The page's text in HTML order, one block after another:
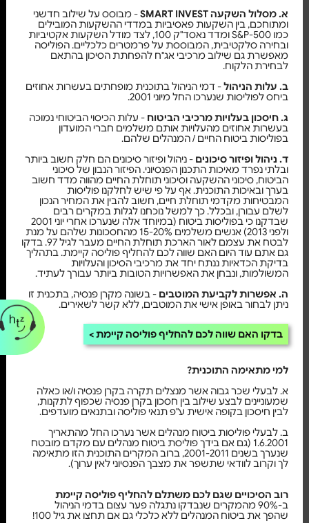
א. מסלול השקעה SMART INVEST
- מבוסס על שילוב חדשני
ומתוחכם, בין השקעות פאסיביות במדדי ההשקעות המובילים
כמו S&P-500 ומדד נאסד"ק 100, לצד מודל השקעות אקטיביות
ובחירה סלקטיבית, המבוססת על פרמטרים כלכליים. הפוליסה
מאפשרת גם שילוב מרכיבי אג"ח להפחתת הסיכון בהתאם
לבחירת הלקוח.
ב. עלות הניהול- דמי הניהול בתוכנית מופחתים בעשרות אחוזים
ביחס לפוליסות שנערכו החל מיוני 2001.
ג. חיסכון בעלויות מרכיבי הביטוח - עלות הכיסוי הביטוחי נמוכה
בעשרות אחוזים מהעלויות אותם משלמים חברי המועדון
בפוליסות ביטוח החיים / המנהלים שלהם.
ד. ניהול ופיזור סיכונים - ניהול ופיזור סיכונים הם חלק חשוב ביותר
ובלתי נפרד מאיכות התכנון הפנסיוני. הפיזור הנבון של סיכוני
הביטוח, סיכוני ההשקעה וסיכוני תוחלת החיים מהווה מדד חשוב
בערך ובאיכות התוכנית. אף על פי שיש לחלקנו פוליסות
המבטיחות מקדמי תוחלת חיים, חשוב להבין את המחיר הנכון
לשלם עבורן, ובכלל. כך למשל נוכחנו לגלות במקרים רבים
שבדקנו כי בפוליסות ביטוח (במיוחד אלה שנערכו אחרי יוני 2001
ולפני 2013) אנשים משלמים 15-20% מהחסכונות שלהם על מנת
לבטח את עצמם לאור הארכת תוחלת החיים מעבר לגיל 97. בדקו
גם אתם עוד היום האם שווה לכם להחליף פוליסה קיימת. בתהליך
בדיקת הכדאיות ננתח יחד את מרכיבי הסיכון והעלויות
המשולמות, ונבחן את האפשרויות הטובות ביותר עבורך לעתיד.
ה. אפשרות לקביעת המוטבים - בשונה מקרן פנסיה, בתכנית זו
ניתן לבחור באופן אישי את המוטבים, ללא קשר לשאירים.
בדקו האם שווה לכם להחליף פוליסה קיימת
למי מתאימה התוכנית?
א. לבעלי שכר גבוה אשר מנצלים תקרה בקרן פנסיה ו/או כאלה
שמעוניינים לבצע שילוב בין חסכון בקרן פנסיה שכפוף לתקנות,
לבין חיסכון בקופה אישית ע"פ תנאי פוליסה ובתנאים מועדפים.
ב. לבעלי פוליסות ביטוח מנהלים אשר נערכו החל מהתאריך
1.6.2001 (גם אם בידך פוליסת ביטוח מנהלים עם מקדם מובטח
שנערך בשנים 2001-2011, ברוב המקרים התוכנית הזו מתאימה
לך וקרוב לוודאי שתשפר את מצבך הפנסיוני לאין ערוך).
רוב הסיכויים שגם לכם משתלם להחליף פוליסה קיימת
ב-90% מהמקרים שנבדקו נתגלה פער עצום בדמי הניהול
שהפך את ביטוח המנהלים ללא כלכלי גם אם תחצו את גיל 100!